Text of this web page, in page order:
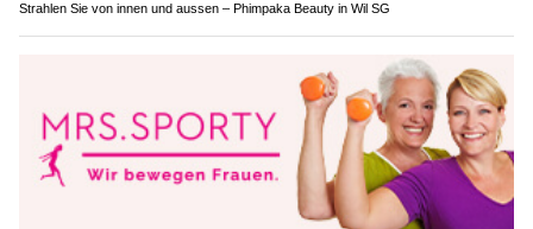
Strahlen Sie von innen und aussen – Phimpaka Beauty in Wil SG